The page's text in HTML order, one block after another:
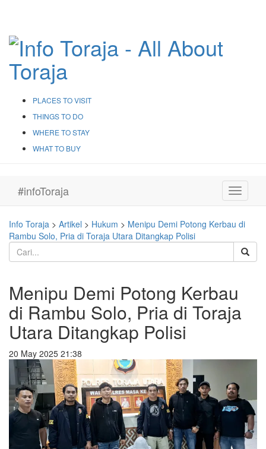
PLACES TO VISIT
THINGS TO DO
WHERE TO STAY
WHAT TO BUY
Toggle
#infoToraja
Info Toraja > Artikel > Hukum > Menipu Demi Potong Kerbau di
Rambu Solo, Pria di Toraja Utara Ditangkap Polisi
Menipu Demi Potong Kerbau
di Rambu Solo, Pria di Toraja
Utara Ditangkap Polisi
20 May 2025 21:38